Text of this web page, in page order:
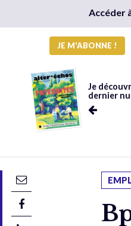
Accéder
JE M'ABONNE !
Je
dernier